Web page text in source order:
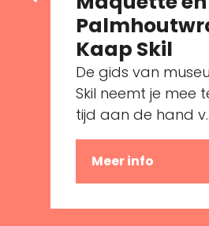
Kaap Skil
De gids van
Skil neemt je mee
tijd aan de hand
Meer info